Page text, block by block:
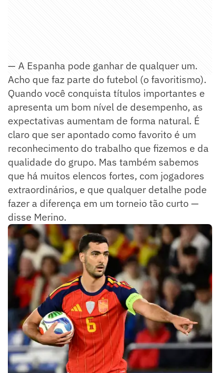
— A Espanha pode ganhar de qualquer um.
Acho que faz parte do futebol (o favoritismo).
Quando você conquista títulos importantes e
apresenta um bom nível de desempenho, as
expectativas aumentam de forma natural. É
claro que ser apontado como favorito é um
reconhecimento do trabalho que fizemos e da
qualidade do grupo. Mas também sabemos
que há muitos elencos fortes, com jogadores
extraordinários, e que qualquer detalhe pode
fazer a diferença em um torneio tão curto —
disse Merino.